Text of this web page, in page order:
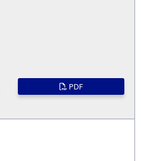
PDF